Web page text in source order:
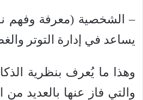
– الشخصية (معرفة وفهم
يساعد في إدارة التوتر
وهذا ما يُعرف بنظرية
والتي فاز عنها بالعديد من